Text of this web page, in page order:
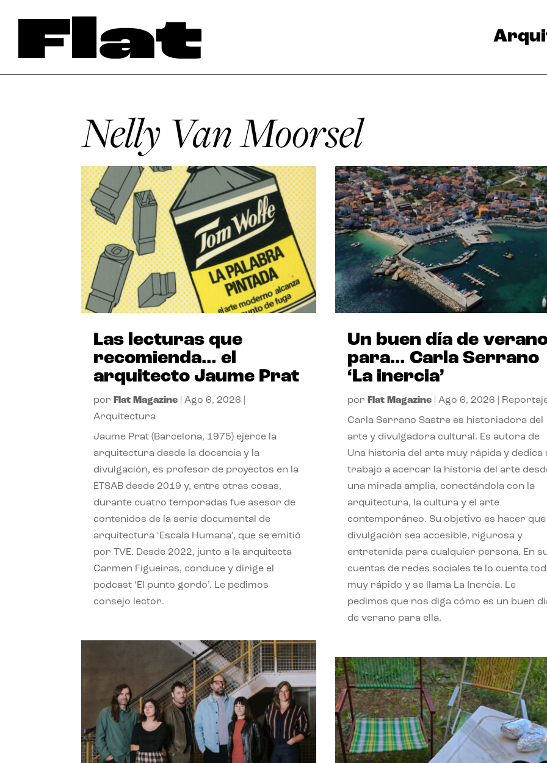
Nelly Van Moorsel
Las lecturas que
recomienda… el
arquitecto Jaume Prat
por Flat Magazine |Ago 6, 2026
Arquitectura
Jaume Prat (Barcelona, 1975) ejerce la
arquitectura desde la docencia y la
divulgación, es profesor de proyectos en la
ETSAB desde 2019 y, entre otras cosas,
durante cuatro temporadas fue asesor de
contenidos de la serie documental de
arquitectura ‘Escala Humana’, que se emitió
por TVE. Desde 2022, junto a la arquitecta
Carmen Figueiras, conduce y dirige el
podcast ‘El punto gordo’. Le pedimos
consejo lector.
Un buen día de
para… Carla Serrano
‘La inercia’
por Flat Magazine| Ago 6, 2026
Carla Serrano Sastre es historiadora del
arte y divulgadora cultural. Es autora de
Una historia del arte muy rápida y dedica
trabajo a acercar la historia del arte
una mirada amplia, conectándola con la
arquitectura, la cultura y el arte
contemporáneo. Su objetivo es hacer que
divulgación sea accesible, rigurosa y
entretenida para cualquier persona. En
cuentas de redes sociales te lo cuenta
muy rápido y se llama La Inercia. Le
pedimos que nos diga cómo es un buen
de verano para ella.